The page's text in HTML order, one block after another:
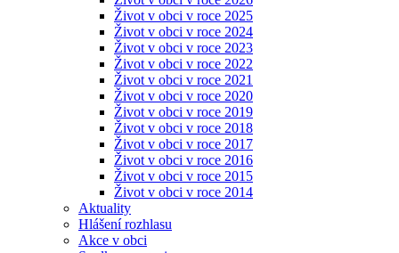
Život v obci v roce 2025
Život v obci v roce 2024
Život v obci v roce 2023
Život v obci v roce 2022
Život v obci v roce 2021
Život v obci v roce 2020
Život v obci v roce 2019
Život v obci v roce 2018
Život v obci v roce 2017
Život v obci v roce 2016
Život v obci v roce 2015
Život v obci v roce 2014
Aktuality
Hlášení rozhlasu
Akce v obci